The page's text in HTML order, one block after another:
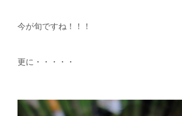
今が旬ですね！！！
更に・・・・・